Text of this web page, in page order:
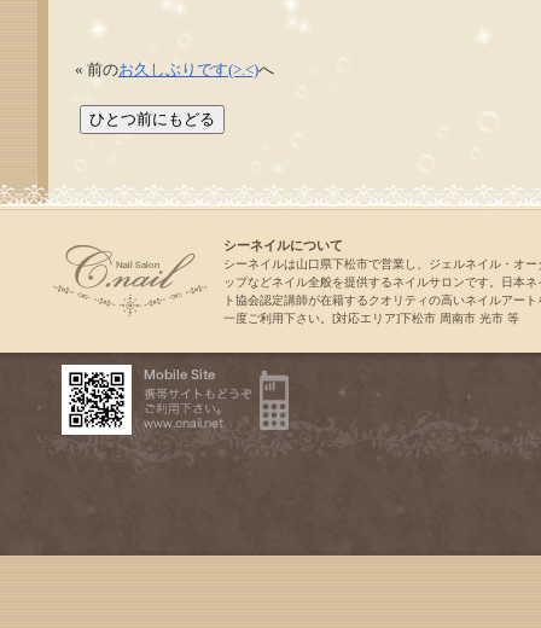
« 前のお久しぶりです(>.<)へ
シーネイルについて
シーネイルは山口県下松市で営業し、ジェルネイル・オー
ップなどネイル全般を提供するネイルサロンです。日本ネ
ト協会認定講師が在籍するクオリティの高いネイルアート
一度ご利用下さい。[対応エリア]下松市 周南市 光市 等